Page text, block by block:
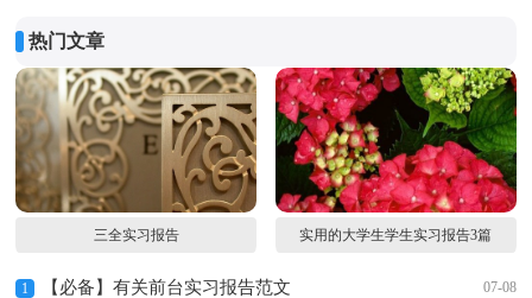
热门文章
三全实习报告 实用的大学生学生实习报告3篇
1 【必备】有关前台实习报告范文 07-08